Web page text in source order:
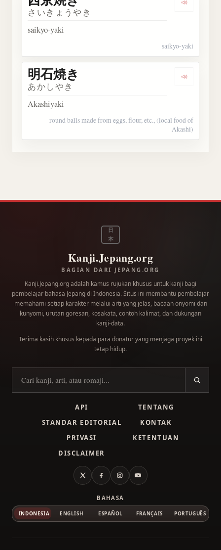
さいきょうやき
saikyo-yaki
saikyo-yaki
明石焼き
あかしやき
Akashiyaki
round balls made from eggs, flour, etc., (local food of
Akashi)
日
本
Kanji.Jepang.org
BAGIAN DARI JEPANG.ORG
Kanji.Jepang.org adalah kamus rujukan khusus untuk kanji bagi
pembelajar bahasa Jepang di Indonesia. Situs ini membantu pembelajar
memahami setiap karakter melalui arti yang jelas, bacaan onyomi dan
kunyomi, urutan goresan, kosakata, contoh kalimat, dan dukungan
kanji-data.
Terima kasih khusus kepada para donaturyang menjaga proyek ini
tetap hidup.
Cari kanji
API
TENTANG
STANDAR EDITORIAL
KONTAK
PRIVASI
KETENTUAN
DISCLAIMER
X FacebookInstagramYouTube
BAHASA
INDONESIA ENGLISH ESPAÑOL FRANÇAIS PORTUGUÊS